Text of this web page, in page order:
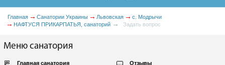
Главная Санатории Украины Львовская
с. Модрычи
НАФТУСЯ ПРИКАРПАТЬЯ, санаторий
Задать вопрос
Меню санатория
Главная санатория
Отзывы